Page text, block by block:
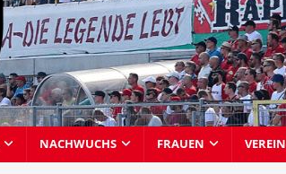
NACHWUCHS FRAUEN VEREIN